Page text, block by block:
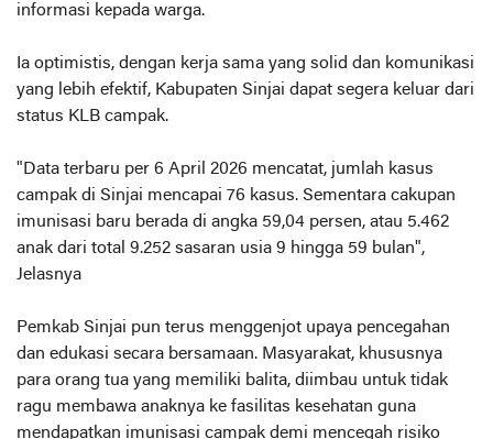
informasi kepada warga.
Ia optimistis, dengan kerja sama yang solid dan komunikasi
yang lebih efektif, Kabupaten Sinjai dapat segera keluar dari
status KLB campak.
"Data terbaru per 6 April 2026 mencatat, jumlah kasus
campak di Sinjai mencapai 76 kasus. Sementara cakupan
imunisasi baru berada di angka 59,04 persen, atau 5.462
anak dari total 9.252 sasaran usia 9 hingga 59 bulan",
Jelasnya
Pemkab Sinjai pun terus menggenjot upaya pencegahan
dan edukasi secara bersamaan. Masyarakat, khususnya
para orang tua yang memiliki balita, diimbau untuk tidak
ragu membawa anaknya ke fasilitas kesehatan guna
mendapatkan imunisasi campak demi mencegah risiko